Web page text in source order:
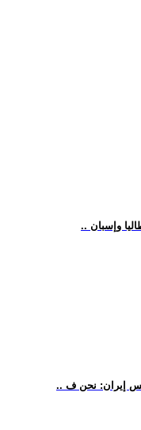
وإسبان
إيران: نحن ف